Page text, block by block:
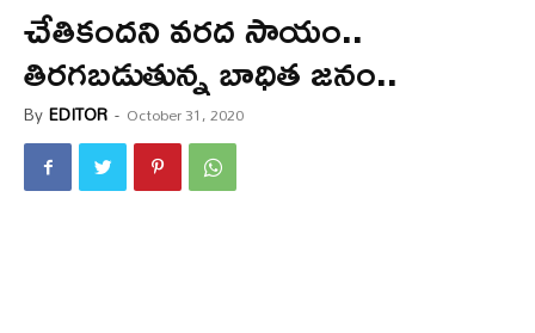
చేతికందని వరద సాయం..
తిరగబడుతున్న‌ బాధిత జనం..
ByEDITOR - October 31, 2020